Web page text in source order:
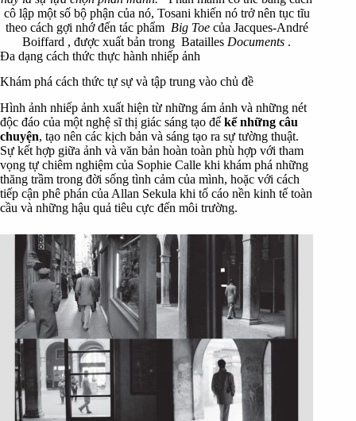
cô lập một số bộ phận của nó, Tosani khiến nó trở nên tục tĩu
theo cách gợi nhớ đến tác phẩm Big Toe của Jacques-André
Boiffard , được xuất bản trong Batailles Documents .
Đa dạng cách thức thực hành nhiếp ảnh
Khám phá cách thức tự sự và tập trung vào chủ đề
Hình ảnh nhiếp ảnh xuất hiện từ những ám ảnh và những nét
độc đáo của một nghệ sĩ thị giác sáng tạo để kể những câu
chuyện, tạo nên các kịch bản và sáng tạo ra sự tường thuật.
Sự kết hợp giữa ảnh và văn bản hoàn toàn phù hợp với tham
vọng tự chiêm nghiệm của Sophie Calle khi khám phá những
thăng trầm trong đời sống tình cảm của mình, hoặc với cách
tiếp cận phê phán của Allan Sekula khi tố cáo nền kinh tế toàn
cầu và những hậu quả tiêu cực đến môi trường.